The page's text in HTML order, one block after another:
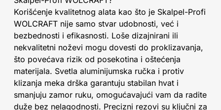
Korišćenje kvalitetnog alata kao što je Skalpel-Profi
WOLCRAFT nije samo stvar udobnosti, već i
bezbednosti i efikasnosti. Loše dizajnirani ili
nekvalitetni noževi mogu dovesti do proklizavanja,
što povećava rizik od posekotina i oštećenja
materijala. Svetla aluminijumska ručka i protiv
klizanja meka drška garantuju stabilan hvat i
smanjuju zamor ruku, omogućavajući vam da radite
duže bez nelagodnosti. Precizni rezovi su ključni za